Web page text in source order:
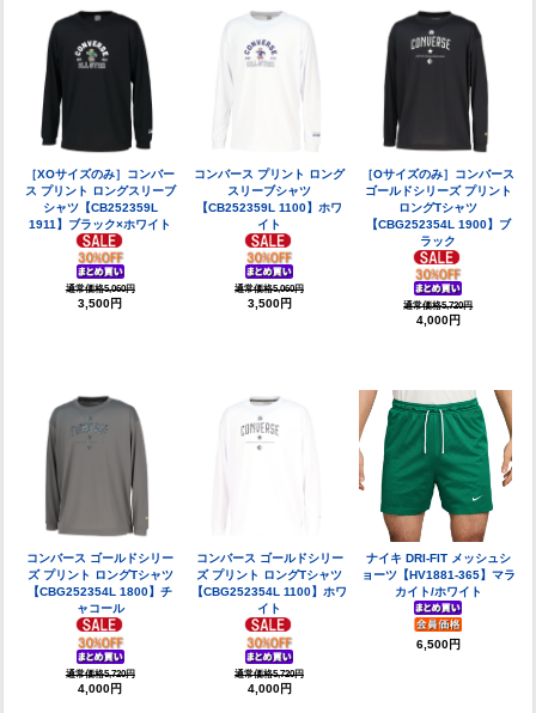
［XOサイズのみ］コンバー
ス プリント ロングスリーブ
シャツ【CB252359L
1911】ブラック×ホワイト
通常価格5,060円
3,500円
コンバース プリント ロング
スリーブシャツ
【CB252359L 1100】ホワ
イト
通常価格5,060円
3,500円
［Oサイズのみ］コンバース
ゴールドシリーズ プリント
ロングTシャツ
【CBG252354L 1900】ブ
ラック
通常価格5,720円
4,000円
コンバース ゴールドシリー
ズ プリント ロングTシャツ
【CBG252354L 1800】チ
ャコール
通常価格5,720円
4,000円
コンバース ゴールドシリー
ズ プリント ロングTシャツ
【CBG252354L 1100】ホワ
イト
通常価格5,720円
4,000円
ナイキ DRI-FIT メッシュシ
ョーツ【HV1881-365】マラ
カイト/ホワイト
6,500円